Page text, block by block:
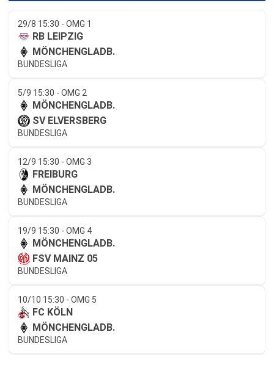
29/8 15:30 - OMG 1
RB LEIPZIG
MÖNCHENGLADB.
BUNDESLIGA
5/9 15:30 - OMG 2
MÖNCHENGLADB.
SV ELVERSBERG
BUNDESLIGA
12/9 15:30 - OMG 3
FREIBURG
MÖNCHENGLADB.
BUNDESLIGA
19/9 15:30 - OMG 4
MÖNCHENGLADB.
FSV MAINZ 05
BUNDESLIGA
10/10 15:30 - OMG 5
FC KÖLN
MÖNCHENGLADB.
BUNDESLIGA